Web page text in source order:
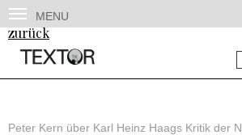
MENU
zurück
Peter Kern über Karl Heinz Haags Kritik der